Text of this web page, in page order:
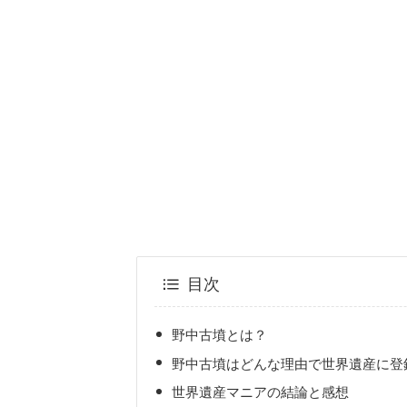
目次
野中古墳とは？
野中古墳はどんな理由で世界遺産に登
世界遺産マニアの結論と感想